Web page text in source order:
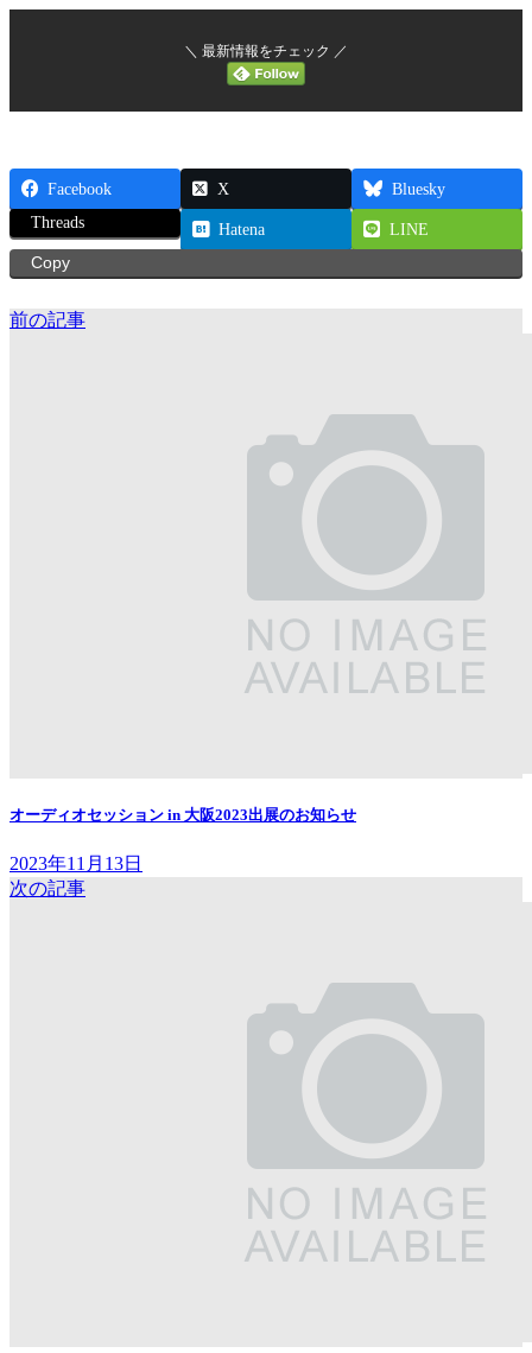
＼ 最新情報をチェック ／
Facebook X
Bluesky
Threads
Hatena
LINE
Copy
前の記事
オーディオセッション in 大阪2023出展のお知らせ
2023年11月13日
次の記事